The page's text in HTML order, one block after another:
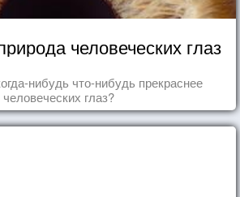
человеческих глаз
нибудь что-нибудь прекраснее
человеческих глаз?